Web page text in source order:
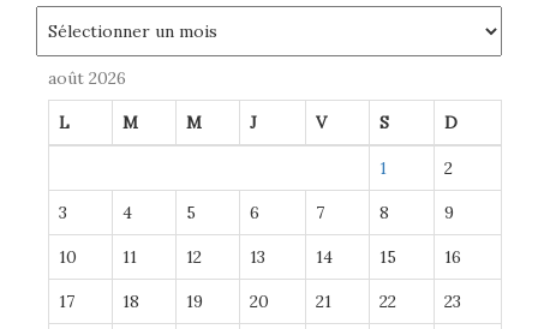
août 2026
L M M J V S D
1 2
3 4 5 6 7 8 9
10 11 12 13 14 15 16
17 18 19 20 21 22 23